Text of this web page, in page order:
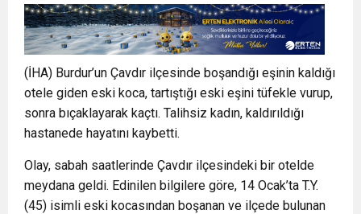
(İHA) Burdur’un Çavdır ilçesinde boşandığı eşinin kaldığı
otele giden eski koca, tartıştığı eski eşini tüfekle vurup,
sonra bıçaklayarak kaçtı. Talihsiz kadın, kaldırıldığı
hastanede hayatını kaybetti.
Olay, sabah saatlerinde Çavdır ilçesindeki bir otelde
meydana geldi. Edinilen bilgilere göre, 14 Ocak’ta T.Y.
(45) isimli eski kocasından boşanan ve ilçede bulunan